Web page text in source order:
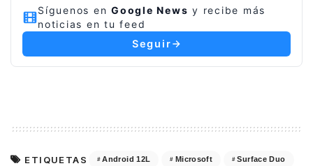
Síguenos en Google News y recibe más
noticias en tu feed
Seguir
ETIQUETAS Android 12L Microsoft Surface Duo